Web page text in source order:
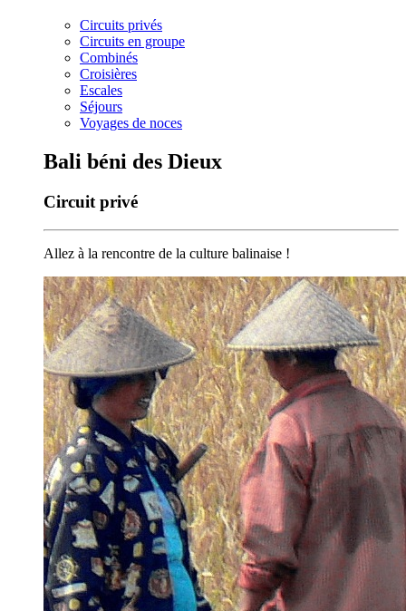
Circuits privés
Circuits en groupe
Combinés
Croisières
Escales
Séjours
Voyages de noces
Bali béni des Dieux
Circuit privé
Allez à la rencontre de la culture balinaise !